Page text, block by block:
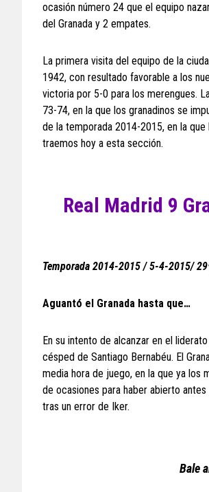
ocasión número 24 que el equipo
del Granada y 2 empates.
La primera visita del equipo de la
1942, con resultado favorable a los
victoria por 5-0 para los merengues.
73-74, en la que los granadinos se
de la temporada 2014-2015, en la
traemos hoy a esta sección.
Real Madrid 9
Temporada 2014-2015 / 5-4-2015/
Aguantó el Granada hasta que…
En su intento de alcanzar en el
césped de Santiago Bernabéu. El
media hora de juego, en la que ya los
de ocasiones para haber abierto
tras un error de Iker.
Bale